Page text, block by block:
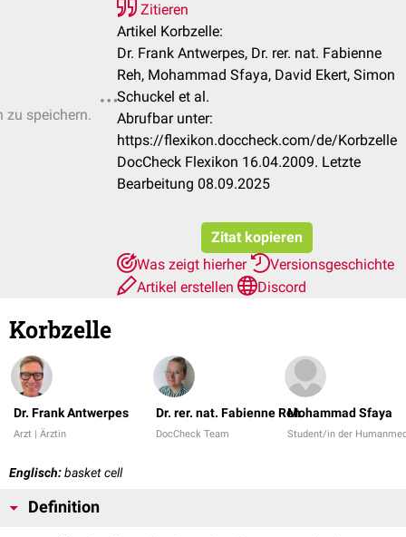
zu speichern.
Zitieren
Artikel Korbzelle:
Dr. Frank Antwerpes, Dr. rer. nat. Fabienne
Reh, Mohammad Sfaya, David Ekert, Simon
Schuckel et al.
Abrufbar unter:
https://flexikon.doccheck.com/de/Korbzelle
DocCheck Flexikon 16.04.2009. Letzte
Bearbeitung 08.09.2025
Zitat kopieren
Was zeigt hierher
Versionsgeschichte
Artikel erstellen
Discord
Korbzelle
Dr. Frank Antwerpes
Arzt | Ärztin
Dr. rer. nat. Fabienne Reh
DocCheck Team
Mohammad Sfaya
Student/in der
Englisch:basket cell
Definition